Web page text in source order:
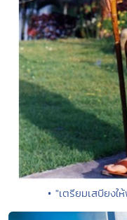
• "เตรียมเสบียงใ